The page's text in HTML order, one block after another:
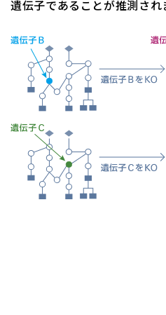
遺伝子であることが推測され